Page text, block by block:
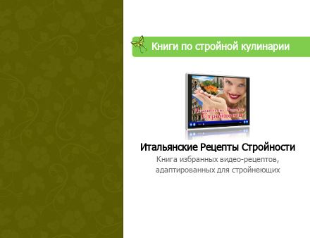
Книги по стройной кулинарии
Итальянские Рецепты Стройности
Книга избранных видео-рецептов,
адаптированных для стройнеющих
Твой